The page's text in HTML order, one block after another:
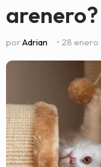
porAdrian • 28